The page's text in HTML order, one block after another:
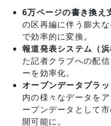
6万ページの書き換え
の区再編に伴う膨大
で効率的に変換。
報道発表システム（浜
た記者クラブへの配
ーを効率化。
オープンデータプラ
内の様々なデータを
ープンデータとして
開可能に。